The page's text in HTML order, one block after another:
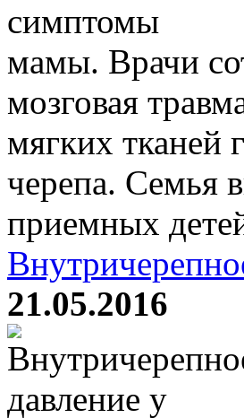
мамы. Врачи
мозговая
мягких
черепа. Семья
приемных
21.05.2016